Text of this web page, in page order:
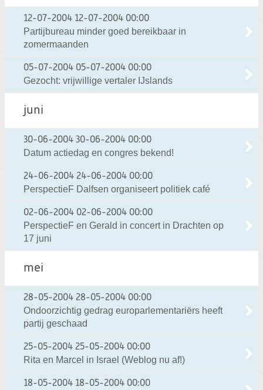
12-07-2004 12-07-2004 00:00
Partijbureau minder goed bereikbaar in
zomermaanden
05-07-2004 05-07-2004 00:00
Gezocht: vrijwillige vertaler IJslands
juni
30-06-2004 30-06-2004 00:00
Datum actiedag en congres bekend!
24-06-2004 24-06-2004 00:00
PerspectieF Dalfsen organiseert politiek café
02-06-2004 02-06-2004 00:00
PerspectieF en Gerald in concert in Drachten op
17 juni
mei
28-05-2004 28-05-2004 00:00
Ondoorzichtig gedrag europarlementariërs heeft
partij geschaad
25-05-2004 25-05-2004 00:00
Rita en Marcel in Israel (Weblog nu af!)
18-05-2004 18-05-2004 00:00